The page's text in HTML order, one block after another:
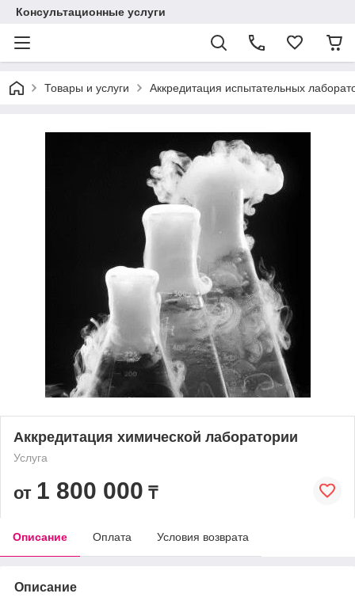
Консультационные услуги
Товары и услуги Аккредитация испытательных
Аккредитация химической лаборатории
Услуга
от 1 800 000 ₸
Описание Оплата Условия возврата
Описание